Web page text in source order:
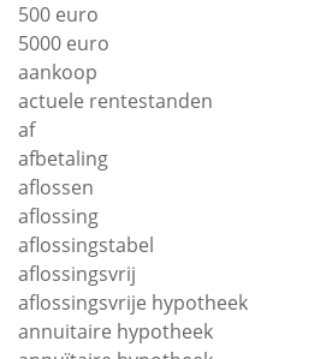
500 euro
5000 euro
aankoop
actuele rentestanden
af
afbetaling
aflossen
aflossing
aflossingstabel
aflossingsvrij
aflossingsvrije hypotheek
annuitaire hypotheek